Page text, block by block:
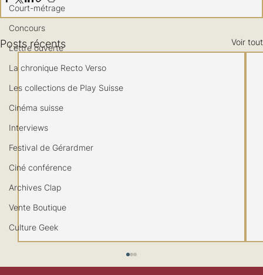
Court-métrage
Concours
Lettre ouverte
La chronique Recto Verso
Les collections de Play Suisse
Cinéma suisse
Interviews
Festival de Gérardmer
Ciné conférence
Archives Clap
Vente Boutique
Culture Geek
Posts récents Voir tout